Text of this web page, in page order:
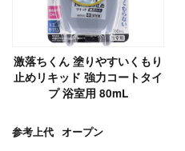
激落ちくん 塗りやすいくもり
止めリキッド 強力コートタイ
プ 浴室用 80mL
参考上代 オープン